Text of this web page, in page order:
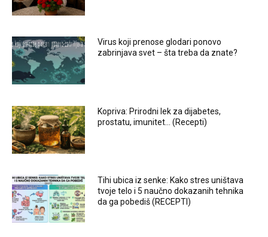
Virus koji prenose glodari ponovo
zabrinjava svet – šta treba da znate?
Kopriva: Prirodni lek za dijabetes,
prostatu, imunitet… (Recepti)
Tihi ubica iz senke: Kako stres uništava
tvoje telo i 5 naučno dokazanih tehnika
da ga pobediš (RECEPTI)